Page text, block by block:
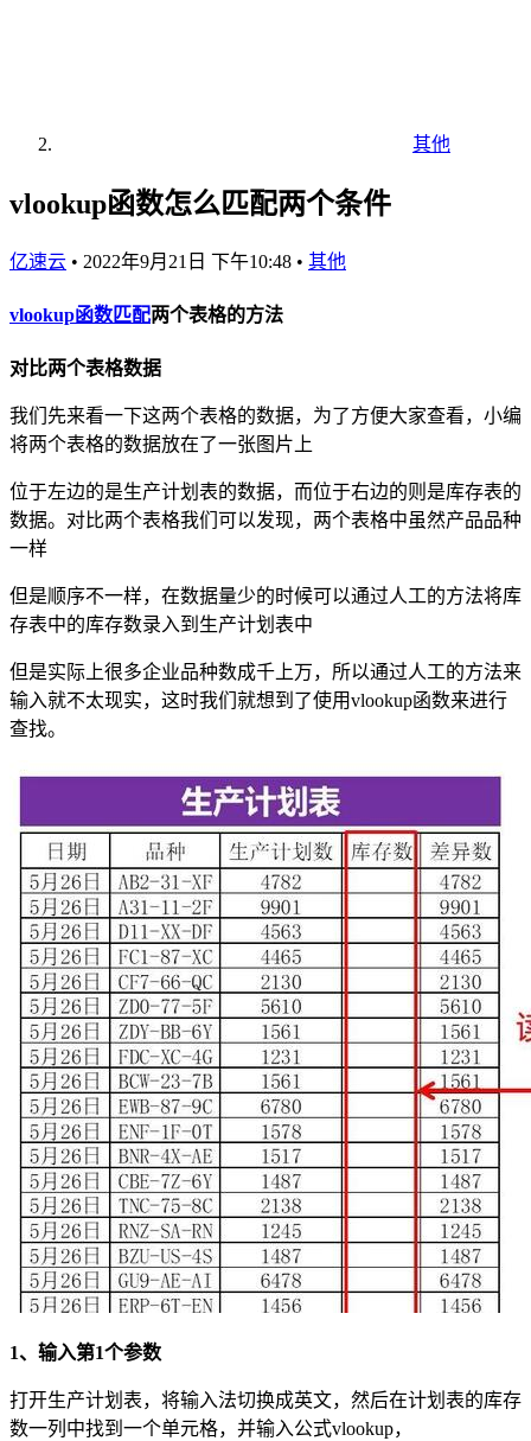
其他
vlookup函数怎么匹配两个条件
亿速云 • 2022年9月21日 下午10:48 • 其他
vlookup函数匹配两个表格的方法
对比两个表格数据
我们先来看一下这两个表格的数据，为了方便大家查看，小编
将两个表格的数据放在了一张图片上
位于左边的是生产计划表的数据，而位于右边的则是库存表的
数据。对比两个表格我们可以发现，两个表格中虽然产品品种
一样
但是顺序不一样，在数据量少的时候可以通过人工的方法将库
存表中的库存数录入到生产计划表中
但是实际上很多企业品种数成千上万，所以通过人工的方法来
输入就不太现实，这时我们就想到了使用vlookup函数来进行
查找。
1、输入第1个参数
打开生产计划表，将输入法切换成英文，然后在计划表的库存
数一列中找到一个单元格，并输入公式vlookup，